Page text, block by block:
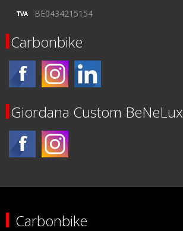
BE0434215154
Carbonbike
Giordana Custom BeNeLux
Carbonbike